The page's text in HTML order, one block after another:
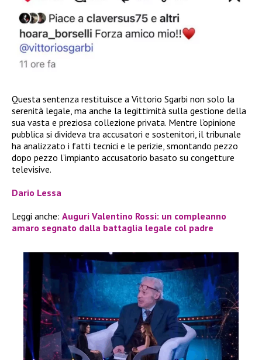
Questa sentenza restituisce a Vittorio Sgarbi non solo la
serenità legale, ma anche la legittimità sulla gestione della
sua vasta e preziosa collezione privata. Mentre l’opinione
pubblica si divideva tra accusatori e sostenitori, il tribunale
ha analizzato i fatti tecnici e le perizie, smontando pezzo
dopo pezzo l’impianto accusatorio basato su congetture
televisive.
Dario Lessa
Leggi anche: Auguri Valentino Rossi: un compleanno
amaro segnato dalla battaglia legale col padre